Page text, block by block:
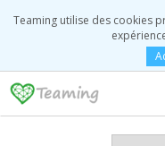
Teaming utilise des cookies